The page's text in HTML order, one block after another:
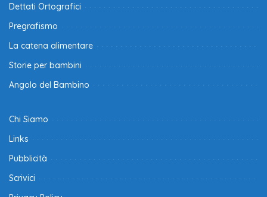
Dettati Ortografici
Pregrafismo
La catena alimentare
Storie per bambini
Angolo del Bambino
Chi Siamo
Links
Pubblicità
Scrivici